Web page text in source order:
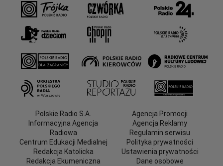
Polskie Radio S.A.
Informacyjna Agencja
Radiowa
Centrum Edukacji Medialnej
Redakcja Katolicka
Redakcja Ekumeniczna
Agencja Promocji
Agencja Reklamy
Regulamin serwisu
Polityka prywatności
Ustawienia prywatności
Dane osobowe